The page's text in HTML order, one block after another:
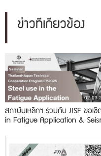
ข่าวที่เกี่ยวข้อง
สถาบันเหล็กฯ ร่วมกับ JISF ขอเ
in Fatigue Application &